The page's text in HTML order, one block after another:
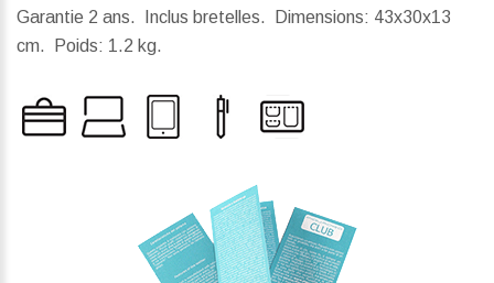
Garantie 2 ans. Inclus bretelles.
Dimensions: 43x30x13
cm.
Poids: 1.2 kg.